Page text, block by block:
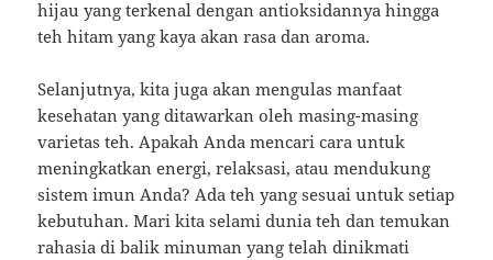
hijau yang terkenal dengan antioksidannya hingga
teh hitam yang kaya akan rasa dan aroma.
Selanjutnya, kita juga akan mengulas manfaat
kesehatan yang ditawarkan oleh masing-masing
varietas teh. Apakah Anda mencari cara untuk
meningkatkan energi, relaksasi, atau mendukung
sistem imun Anda? Ada teh yang sesuai untuk setiap
kebutuhan. Mari kita selami dunia teh dan temukan
rahasia di balik minuman yang telah dinikmati